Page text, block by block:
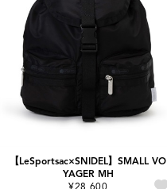
【LeSportsac×SNIDEL】SMALL VO
YAGER MH
¥28,600